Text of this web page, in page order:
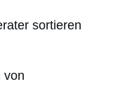
sortieren
von